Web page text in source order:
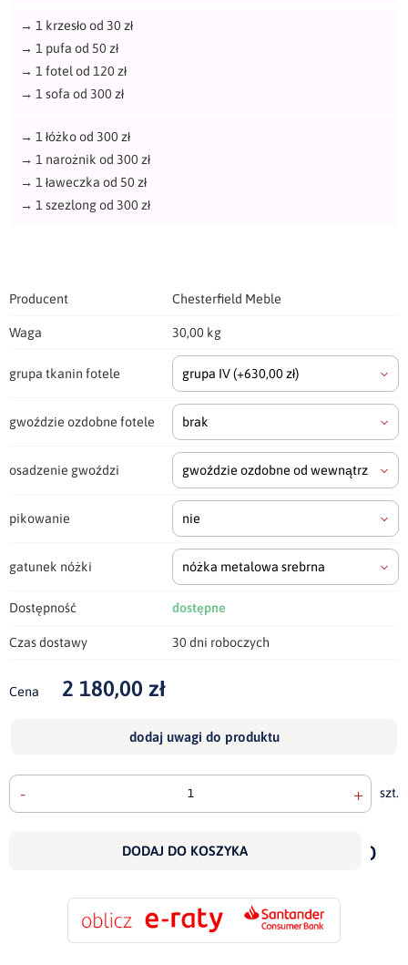
→ 1 krzesło od 30 zł
→ 1 pufa od 50 zł
→ 1 fotel od 120 zł
→ 1 sofa od 300 zł
→ 1 łóżko od 300 zł
→ 1 narożnik od 300 zł
→ 1 ławeczka od 50 zł
→ 1 szezlong od 300 zł
Producent Chesterfield Meble
Waga 30,00 kg
grupa tkanin fotele grupa IV(+630,00 zł)
gwoździe ozdobne fotele brak
osadzenie gwoździ gwoździe ozdobne od wewnątrz
pikowanie nie
gatunek nóżki nóżka metalowa srebrna
Dostępność dostępne
Czas dostawy 30 dni roboczych
Cena 2 180,00 zł
dodaj uwagi do produktu
- + szt.
DODAJ DO KOSZYKA
do